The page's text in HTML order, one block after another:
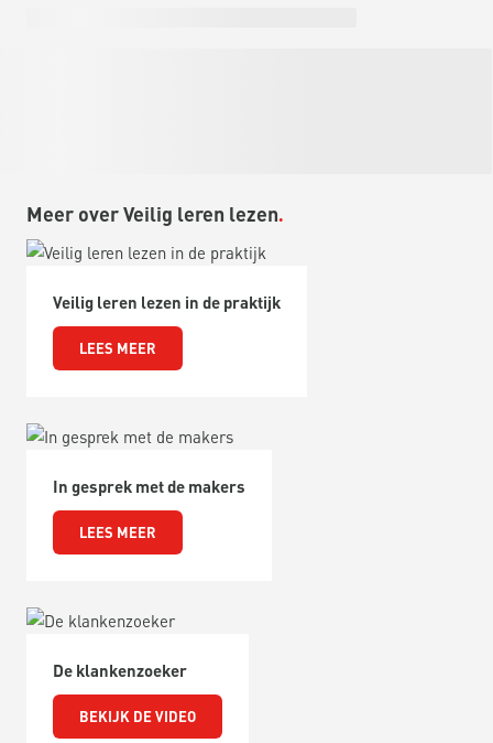
Meer over Veilig leren lezen
Veilig leren lezen in de praktijk
LEES MEER
In gesprek met de makers
LEES MEER
De klankenzoeker
BEKIJK DE VIDEO